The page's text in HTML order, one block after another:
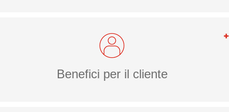
Benefici per il cliente